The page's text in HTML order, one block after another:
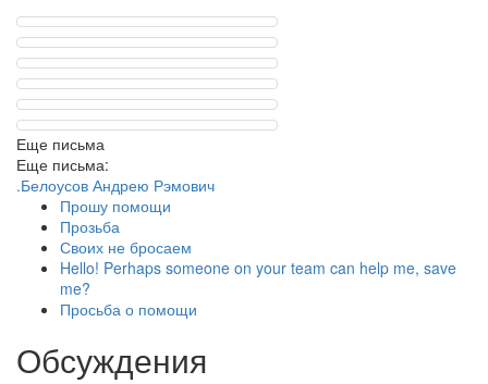
Еще письма
Еще письма:
.Белоусов Андрею Рэмович
Прошу помощи
Прозьба
Своих не бросаем
Hello! Perhaps someone on your team can help me, save
me?
Просьба о помощи
Обсуждения